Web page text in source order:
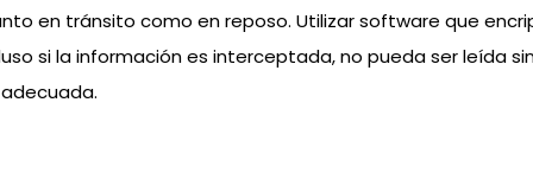
en tránsito como en reposo. Utilizar software que
si la información es interceptada, no pueda ser leída